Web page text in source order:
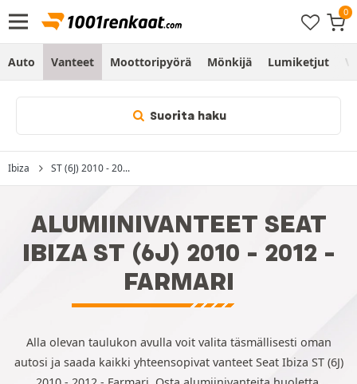
Auto Vanteet Moottoripyörä Mönkijä Lumiketjut
Suorita haku
Ibiza ST (6J) 2010 - 20...
ALUMIINIVANTEET SEAT
IBIZA ST (6J) 2010 - 2012 -
FARMARI
Alla olevan taulukon avulla voit valita täsmällisesti oman
autosi ja saada kaikki yhteensopivat vanteet Seat Ibiza ST (6J)